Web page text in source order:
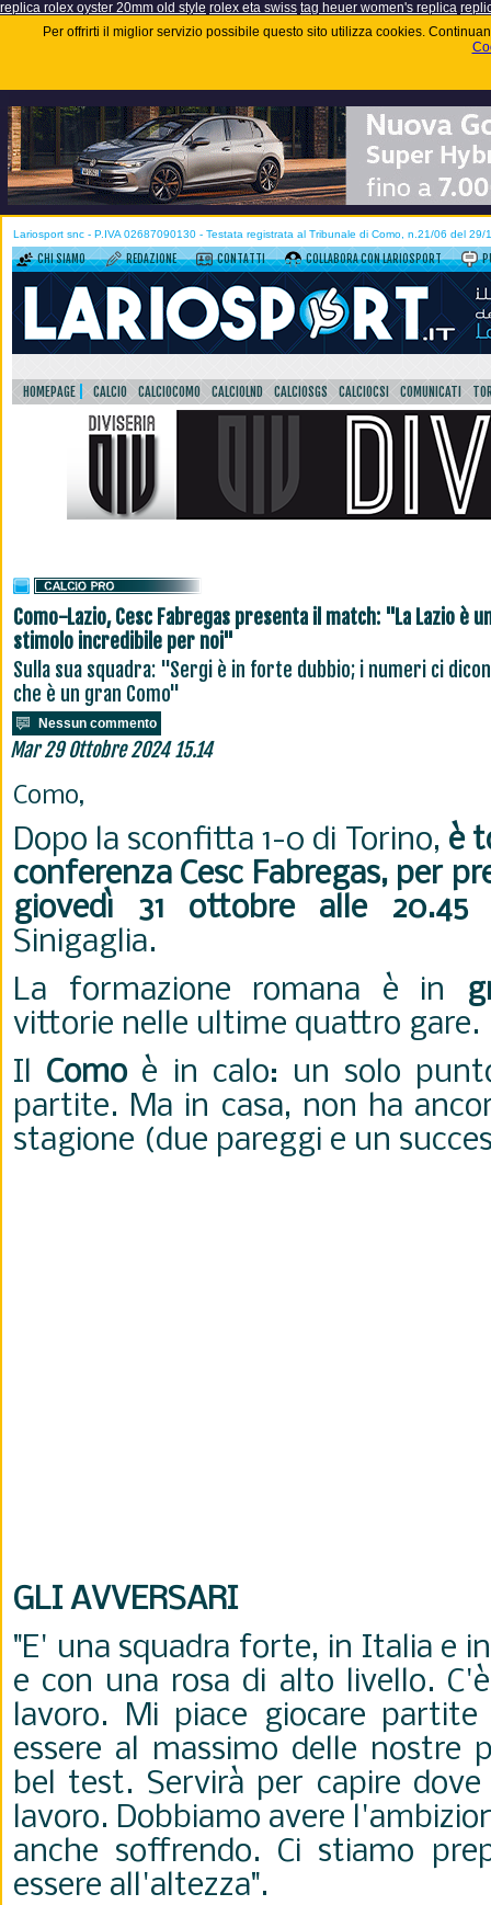
replica rolex oyster 20mm old style rolex eta swiss tag heuer women's replica
Per offrirti il miglior servizio possibile questo sito utilizza cookies.
Lariosport snc - P.IVA 02687090130 - Testata registrata al Tribunale di Como, n.21/06 del 29/
CHI SIAMO REDAZIONE CONTATTI COLLABORA CON LARIOSPORT
HOMEPAGE CALCIO CALCIOCOMO CALCIOLND CALCIOSGS CALCIOCSI COMUNICATI
Como-Lazio, Cesc Fabregas presenta il match: "La Lazio è
stimolo incredibile per noi"
Sulla sua squadra: "Sergi è in forte dubbio; i numeri ci
che è un gran Como"
Nessun commento
Mar 29 Ottobre 2024 15.14
Como,
Dopo la sconfitta 1-0 di Torino, è
conferenza Cesc Fabregas, per
giovedì 31 ottobre alle
Sinigaglia.
La formazione romana è in
vittorie nelle ultime quattro gare.
Il Comoè in calo: un solo
partite. Ma in casa, non ha
stagione (due pareggi e un
GLI AVVERSARI
"E' una squadra forte, in Italia e
e con una rosa di alto livello.
lavoro. Mi piace giocare
essere al massimo delle nostre
bel test. Servirà per capire
lavoro. Dobbiamo avere
anche soffrendo. Ci stiamo
essere all'altezza".